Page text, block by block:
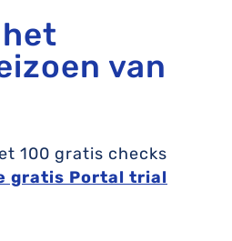
van
100 gratis checks
gratis Portal trial